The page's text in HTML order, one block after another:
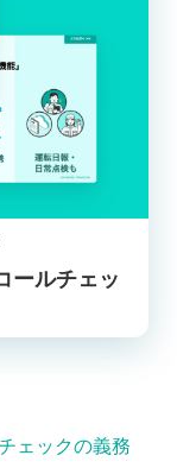
ルチェッ
ェックの義務